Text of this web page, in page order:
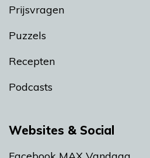
Prijsvragen
Puzzels
Recepten
Podcasts
Websites & Social